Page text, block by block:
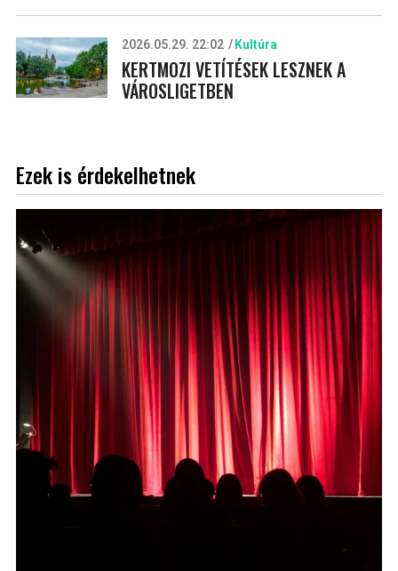
2026.05.29. 22:02 Kultúra
KERTMOZI VETÍTÉSEK LESZNEK A
VÁROSLIGETBEN
Ezek is érdekelhetnek